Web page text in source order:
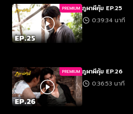
PREMIUM ภูผาผีคุ้ม EP.25
0:39:34 นาที
PREMIUM ภูผาผีคุ้ม EP.26
0:36:53 นาที